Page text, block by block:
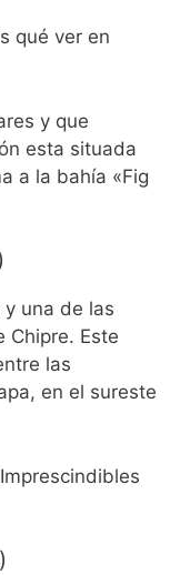
y que
esta situada
a la bahía «Fig
una de las
Chipre. Este
las
en el sureste